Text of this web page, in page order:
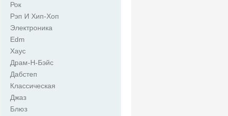
Рок
Рэп И Хип-Хоп
Электроника
Edm
Хаус
Драм-Н-Бэйс
Дабстеп
Классическая
Джаз
Блюз